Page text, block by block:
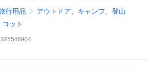
による目安です。
です。仕様説明不足等の理由での返品は
等は必ずご確認ください。
行用品
アウトドア、キャンプ、登山
コット